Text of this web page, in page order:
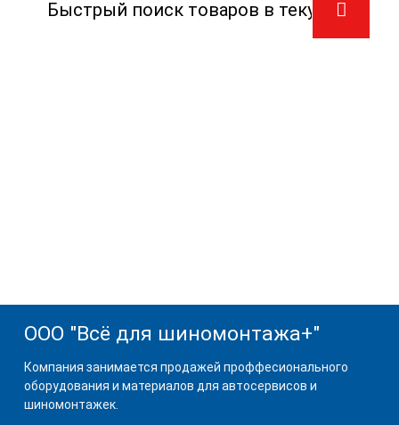
ООО "Всё для шиномонтажа+"
Компания занимается продажей проффесионального
оборудования и материалов для автосервисов и
шиномонтажек.